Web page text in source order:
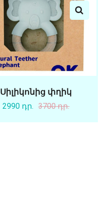
Սիլիկոնից փղիկ
2990 դր. 3700 դր.